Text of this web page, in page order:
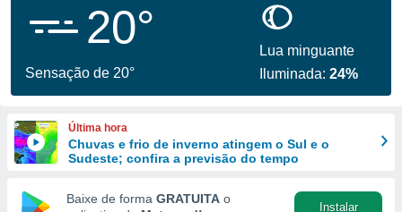
fornecidas
e
forma
20°
Sensação de 20°
Lua minguante
Iluminada:24%
Última hora
Chuvas e frio de inverno atingem o Sul e o
Sudeste; confira a previsão do tempo
Baixe de forma GRATUITA o
Instalar